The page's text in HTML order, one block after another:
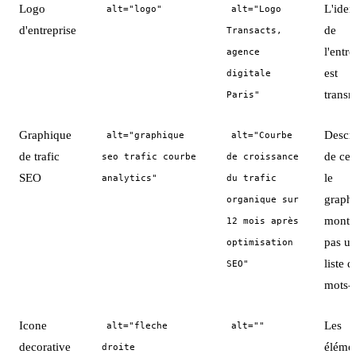
Logo
d'entreprise
alt="logo" alt="Logo
Transacts,
agence
digitale
Paris"
de
est
Graphique
de trafic
SEO
alt="graphique
seo trafic courbe
analytics"
alt="Courbe
de croissance
du trafic
organique sur
12 mois après
optimisation
SEO"
de ce
le
pas
liste
mots-
Icone
decorative
alt="fleche
droite
alt=""
Les